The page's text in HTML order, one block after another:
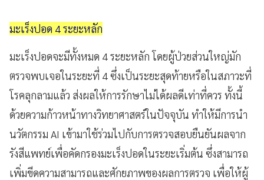
มะเร็งปอด 4 ระยะหลัก
มะเร็งปอดจะมีทั้งหมด 4 ระยะหลัก โดยผู้ป่วยส่วนใหญ่มัก
ตรวจพบเจอในระยะที่ 4 ซึ่งเป็นระยะสุดท้ายหรือในสภาวะที่
โรคลุกลามแล้ว ส่งผลให้การรักษาไม่ได้ผลดีเท่าที่ควร ทั้งนี้
ด้วยความก้าวหน้าทางวิทยาศาสตร์ในปัจจุบัน ทำให้มีการนำ
นวัตกรรม AI เข้ามาใช้ร่วมไปกับการตรวจสอบยืนยันผลจาก
รังสีแพทย์เพื่อคัดกรองมะเร็งปอดในระยะเริ่มต้น ซึ่งสามารถ
เพิ่มขีดความสามารถและศักยภาพของผลการตรวจ เพื่อให้ผู้